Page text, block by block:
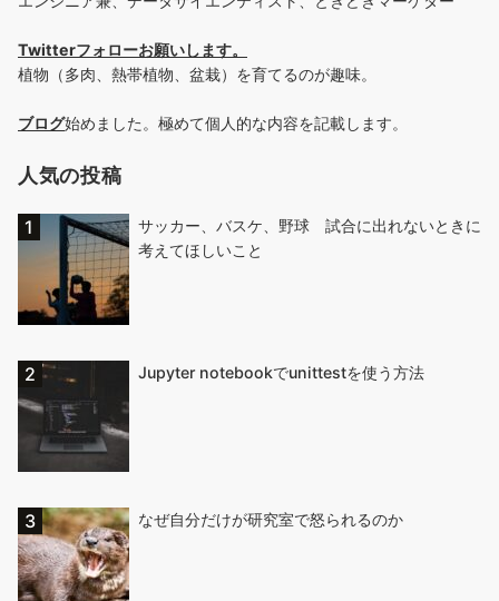
Twitterフォローお願いします。
植物（多肉、熱帯植物、盆栽）を育てるのが趣味。
ブログ始めました。極めて個人的な内容を記載します。
人気の投稿
サッカー、バスケ、野球 試合に出れないときに
考えてほしいこと
Jupyter notebookでunittestを使う方法
なぜ自分だけが研究室で怒られるのか